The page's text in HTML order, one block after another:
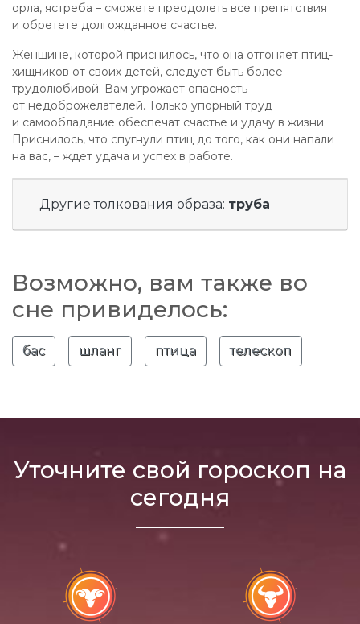
орла, ястреба – сможете преодолеть все препятствия
и обретете долгожданное счастье.
Женщине, которой приснилось, что она отгоняет птиц-
хищников от своих детей, следует быть более
трудолюбивой. Вам угрожает опасность
от недоброжелателей. Только упорный труд
и самообладание обеспечат счастье и удачу в жизни.
Приснилось, что спугнули птиц до того, как они напали
на вас, – ждет удача и успех в работе.
Другие толкования образа: труба
Возможно, вам также во
сне привиделось:
бас шланг птица телескоп
Уточните свой гороскоп на
сегодня